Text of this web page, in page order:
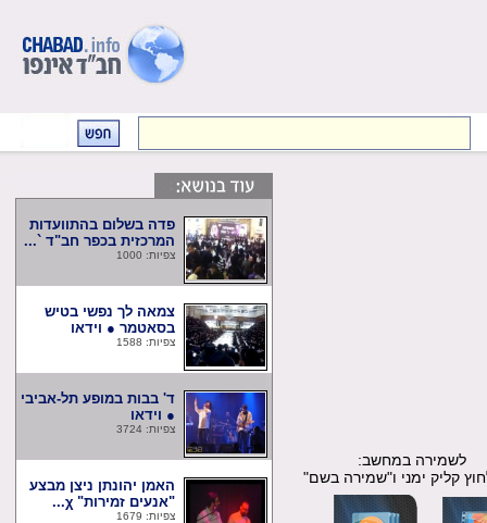
במחשב:
קליק ימני ו"שמירה בשם"
פדה בשלום בהתוועדות
המרכזית בכפר חב"ד `...
צפיות: 1000
צמאה לך נפשי בטיש
בסאטמר ● וידאו
צפיות: 1588
ד' בבות במופע תל-אביבי
● וידאו
צפיות: 3724
האמן יהונתן ניצן מבצע
"אנעים זמירות" χ...
צפיות: 1679